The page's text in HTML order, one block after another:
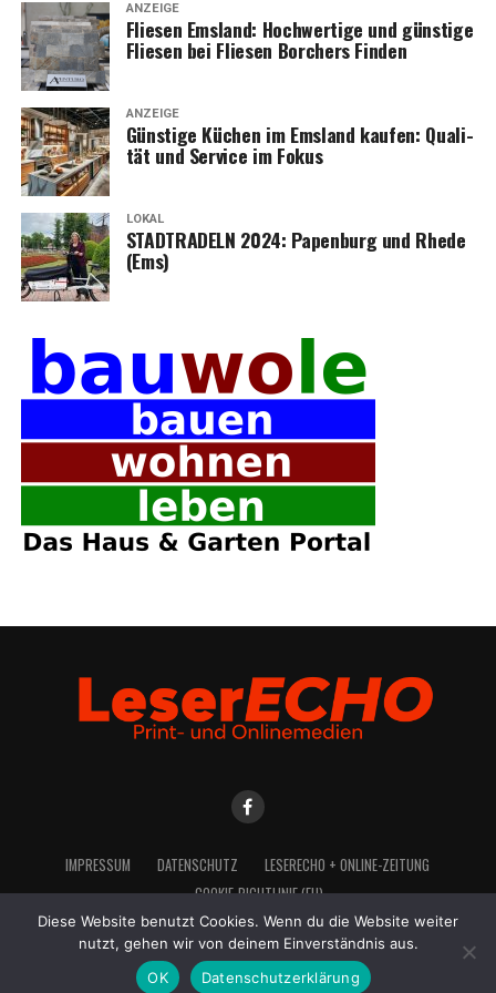
ANZEIGE
Flie­sen Ems­land: Hoch­wer­ti­ge und güns­ti­ge
Flie­sen bei Flie­sen Bor­chers Finden
ANZEIGE
Güns­ti­ge Küchen im Ems­land kau­fen: Qua­li­
tät und Ser­vice im Fokus
LOKAL
STADTRADELN 2024: Papen­burg und Rhe­de
(Ems)
IMPRES­SUM DATEN­SCHUTZ
LESE­R­ECHO + ONLINE-ZEITUNG
COO­KIE-RICH­T­­LI­­NIE (EU)
2021 LeserEcho Verlag
Diese Website benutzt Cookies. Wenn du die Website weiter
nutzt, gehen wir von deinem Einverständnis aus.
OK
Datenschutzerklärung